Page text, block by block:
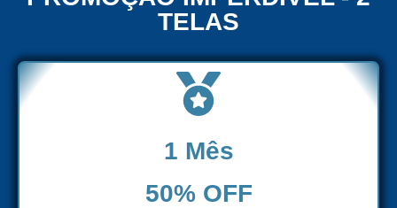
TELAS
1 Mês
50% OFF